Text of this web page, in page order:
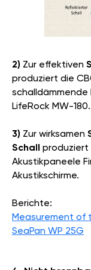
2) Zur effektiven
produziert die
LifeRock MW-180.
3) Zur wirksamen
Schall produziert
Akustikpaneele
Akustikschirme.
Berichte:
Measurement of
SeaPan WP 25G